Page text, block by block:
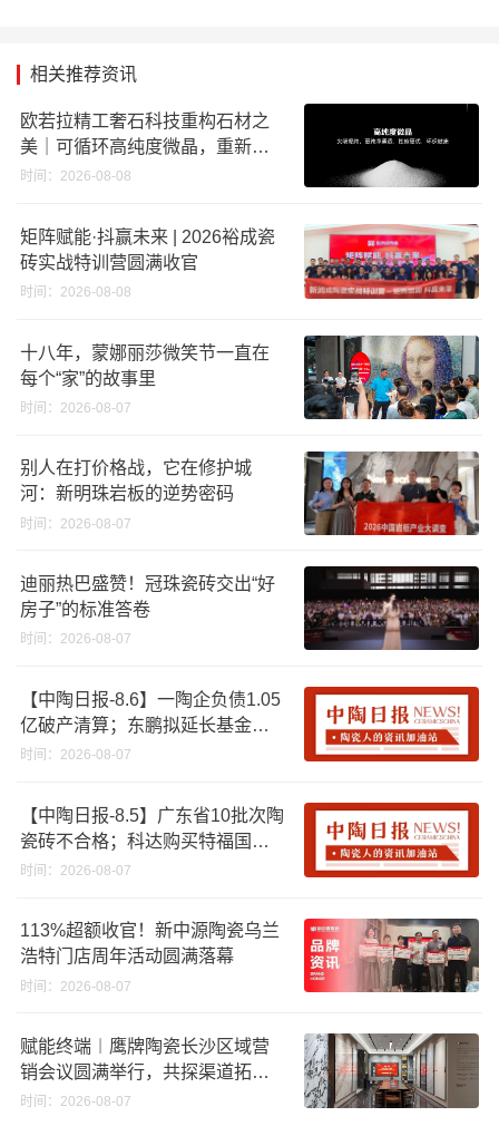
相关推荐资讯
欧若拉精工奢石科技重构石材之
美｜可循环高纯度微晶，重新定
义高端奢石原料
时间：2026-08-08
矩阵赋能·抖赢未来 | 2026裕成瓷
砖实战特训营圆满收官
时间：2026-08-08
十八年，蒙娜丽莎微笑节一直在
每个“家”的故事里
时间：2026-08-07
别人在打价格战，它在修护城
河：新明珠岩板的逆势密码
时间：2026-08-07
迪丽热巴盛赞！冠珠瓷砖交出“好
房子”的标准答卷
时间：2026-08-07
【中陶日报-8.6】一陶企负债1.05
亿破产清算；东鹏拟延长基金投
资期限；工信部开展建陶行业能
时间：2026-08-07
【中陶日报-8.5】广东省10批次陶
瓷砖不合格；科达购买特福国际
股份申请未通过；蒙娜丽莎5千万
破18亿元
时间：2026-08-07
113%超额收官！新中源陶瓷乌兰
浩特门店周年活动圆满落幕
时间：2026-08-07
赋能终端︱鹰牌陶瓷长沙区域营
销会议圆满举行，共探渠道拓展
与门店升级新路径
时间：2026-08-07